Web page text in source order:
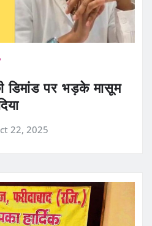
डिमांड पर भड़के मासूम
22, 2025